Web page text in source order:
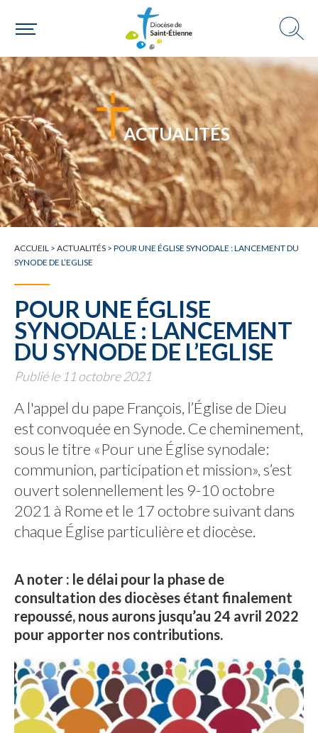
ACTUALITÉS
ACCUEIL > ACTUALITÉS > POUR UNE ÉGLISE SYNODALE : LANCEMENT DU
SYNODE DE L’EGLISE
POUR UNE ÉGLISE
SYNODALE : LANCEMENT
DU SYNODE DE L’EGLISE
Publié le 11 octobre 2021
A l'appel du pape François, l’Église de Dieu
est convoquée en Synode. Ce cheminement,
sous le titre «Pour une Église synodale:
communion, participation et mission», s’est
ouvert solennellement les 9-10 octobre
2021 à Rome et le 17 octobre suivant dans
chaque Église particulière et diocèse.
A noter : le délai pour la phase de
consultation des diocèses étant finalement
repoussé, nous aurons jusqu’au 24 avril 2022
pour apporter nos contributions.